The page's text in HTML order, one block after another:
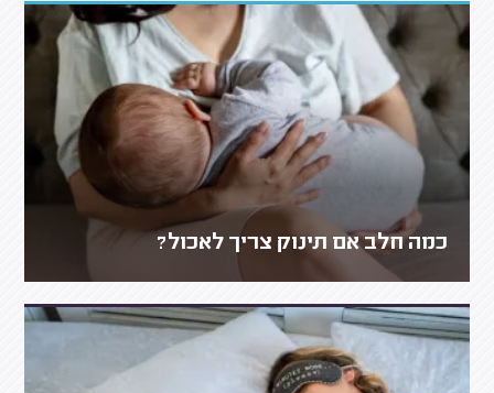
כמה חלב אם תינוק צריך לאכול?